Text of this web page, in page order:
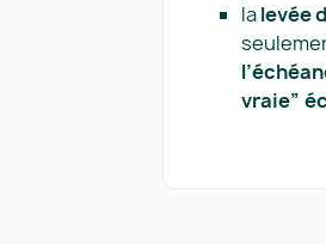
lalevée
vraie”